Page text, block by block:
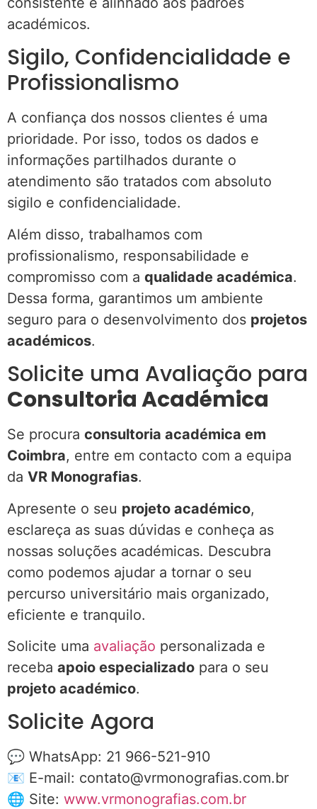
académicos.
Sigilo, Confidencialidade e
Profissionalismo
A confiança dos nossos clientes é uma
prioridade. Por isso, todos os dados e
informações partilhados durante o
atendimento são tratados com absoluto
sigilo e confidencialidade.
Além disso, trabalhamos com
profissionalismo, responsabilidade e
compromisso com a qualidade académica.
Dessa forma, garantimos um ambiente
seguro para o desenvolvimento dos projetos
académicos.
Solicite uma Avaliação para
Consultoria Académica
Se procura consultoria académica em
Coimbra, entre em contacto com a equipa
da VR Monografias.
Apresente o seu projeto académico,
esclareça as suas dúvidas e conheça as
nossas soluções académicas. Descubra
como podemos ajudar a tornar o seu
percurso universitário mais organizado,
eficiente e tranquilo.
Solicite uma avaliação personalizada e
receba apoio especializado para o seu
projeto académico.
Solicite Agora
💬 WhatsApp: 21 966-521-910
📧 E-mail: contato@vrmonografias.com.br
🌐 Site: www.vrmonografias.com.br